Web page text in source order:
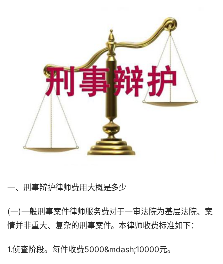
一、刑事辩护律师费用大概是多少
(一)一般刑事案件律师服务费对于一审法院为基层法院、案
情并非重大、复杂的刑事案件。本律师收费标准如下：
1.侦查阶段。每件收费5000&mdash;10000元。